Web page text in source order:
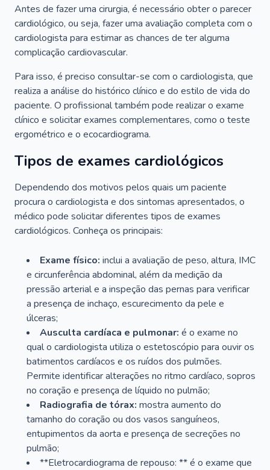
Antes de fazer uma cirurgia, é necessário obter o parecer
cardiológico, ou seja, fazer uma avaliação completa com o
cardiologista para estimar as chances de ter alguma
complicação cardiovascular.
Para isso, é preciso consultar-se com o cardiologista, que
realiza a análise do histórico clínico e do estilo de vida do
paciente. O profissional também pode realizar o exame
clínico e solicitar exames complementares, como o teste
ergométrico e o ecocardiograma.
Tipos de exames cardiológicos
Dependendo dos motivos pelos quais um paciente
procura o cardiologista e dos sintomas apresentados, o
médico pode solicitar diferentes tipos de exames
cardiológicos. Conheça os principais:
Exame físico: inclui a avaliação de peso, altura, IMC
e circunferência abdominal, além da medição da
pressão arterial e a inspeção das pernas para verificar
a presença de inchaço, escurecimento da pele e
úlceras;
Ausculta cardíaca e pulmonar: é o exame no
qual o cardiologista utiliza o estetoscópio para ouvir os
batimentos cardíacos e os ruídos dos pulmões.
Permite identificar alterações no ritmo cardíaco, sopros
no coração e presença de líquido no pulmão;
Radiografia de tórax: mostra aumento do
tamanho do coração ou dos vasos sanguíneos,
entupimentos da aorta e presença de secreções no
pulmão;
**Eletrocardiograma de repouso: ** é o exame que